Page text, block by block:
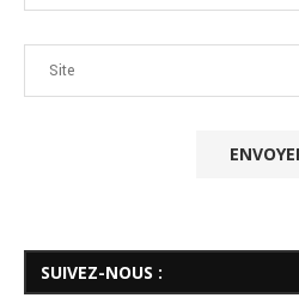
SUIVEZ-NOUS :